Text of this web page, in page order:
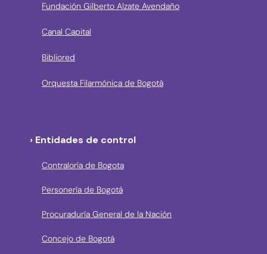
Fundación Gilberto Alzate Avendaño
Canal Capital
Bibliored
Orquesta Filarmónica de Bogotá
› Entidades de control
Contraloría de Bogota
Personería de Bogotá
Procuraduría General de la Nación
Concejo de Bogotá